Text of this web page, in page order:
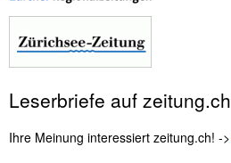
Leserbriefe auf zeitung.ch
Ihre Meinung interessiert zeitung.ch! ->